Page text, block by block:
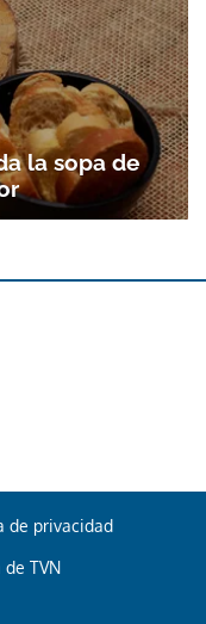
boletín.
la sopa de
de privacidad
de TVN